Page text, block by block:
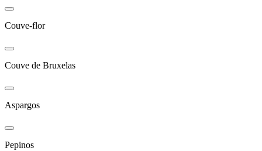
Couve-flor
Couve de Bruxelas
Aspargos
Pepinos